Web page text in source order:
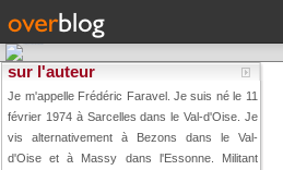
sur l'auteur
Je m'appelle Frédéric Faravel. Je suis né le 11
février 1974 à Sarcelles dans le Val-d'Oise. Je
vis alternativement à Bezons dans le Val-
d'Oise et à Massy dans l'Essonne. Militant